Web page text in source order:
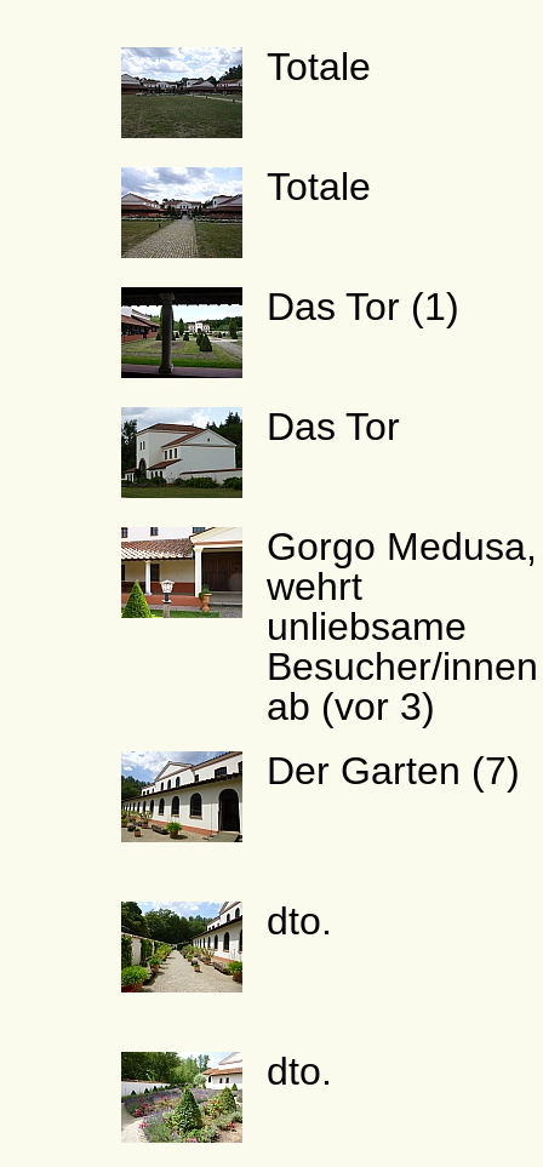
Totale
Totale
Das Tor (1)
Das Tor
Gorgo Medusa,
wehrt
unliebsame
Besucher/innen
ab (vor 3)
Der Garten (7)
dto.
dto.